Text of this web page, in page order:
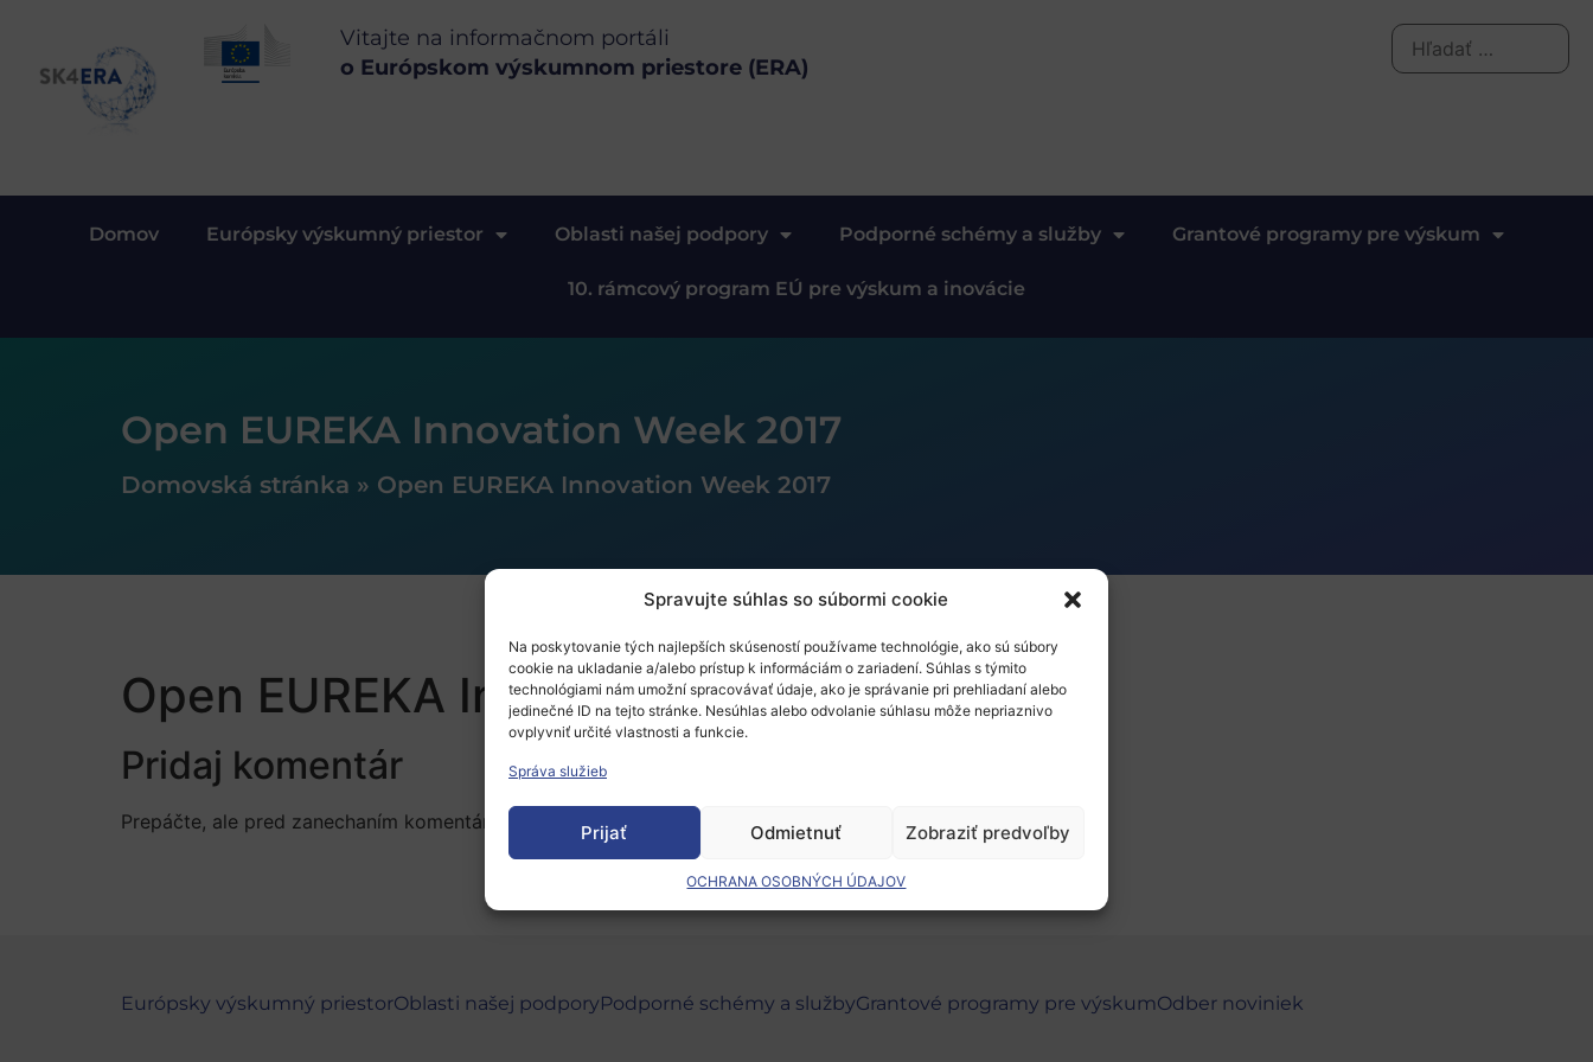
Spravujte súhlas so súbormi cookie
Na poskytovanie tých najlepších skúseností používame technológie, ako sú súbory
cookie na ukladanie a/alebo prístup k informáciám o zariadení. Súhlas s týmito
technológiami nám umožní spracovávať údaje, ako je správanie pri prehliadaní alebo
jedinečné ID na tejto stránke. Nesúhlas alebo odvolanie súhlasu môže nepriaznivo
ovplyvniť určité vlastnosti a funkcie.
Správa služieb
Prijať Odmietnuť Zobraziť predvoľby
OCHRANA OSOBNÝCH ÚDAJOV
Vitajte na informačnom portáli
o Európskom výskumnom priestore (ERA)
Domov Európsky výskumný priestor Oblasti našej podpory Podporné schémy a služby Grantové programy pre výskum
10. rámcový program EÚ pre výskum a inovácie
Open EUREKA Innovation Week 2017
Domovská stránka » Open EUREKA Innovation Week 2017
Open EUREKA Innovation Week 2017
Pridaj komentár
Prepáčte, ale pred zanechaním komentára sa musíte prihlásiť
Európsky výskumný priestorOblasti našej podporyPodporné schémy a službyGrantové programy pre výskumOdber noviniek